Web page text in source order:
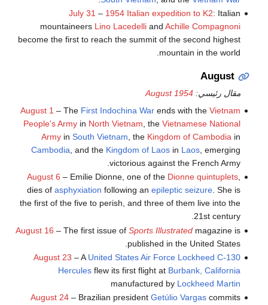
July 31 – 1954 Italian expedition to K2: Italian
mountaineers Lino Lacedelliand Achille Compagnoni
become the first to reach the summit of the second highest
mountain in the world.
August
مقال رئيسي:August 1954
August 1 – The First Indochina Warends with the Vietnam
People's Armyin North Vietnam , the Vietnamese National
Armyin South Vietnam , the Kingdom of Cambodia in
Cambodia , and the Kingdom of Laosin Laos, emerging
victorious against the French Army.
August 6 – Emilie Dionne, one of the Dionne quintuplets,
dies of asphyxiation following an epileptic seizure. She is
the first of the five to perish, and three of them live into the
21st century.
August 16 – The first issue of Sports Illustratedmagazine is
published in the United States.
August 23 – A United States Air Force Lockheed C-130
Herculesflew its first flight at Burbank, California
manufactured by Lockheed Martin
August 24– Brazilian president Getúlio Vargascommits